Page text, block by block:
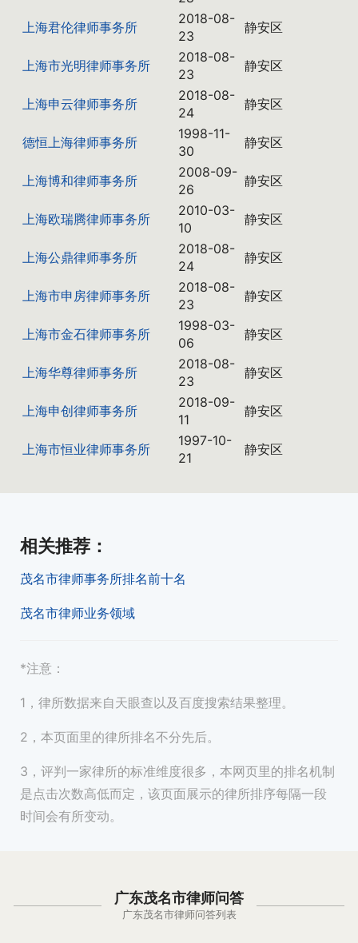
上海君伦律师事务所
2018-08-
23
静安区
上海市光明律师事务所
2018-08-
23
静安区
上海申云律师事务所
2018-08-
24
静安区
德恒上海律师事务所
1998-11-
30
静安区
上海博和律师事务所
2008-09-
26
静安区
上海欧瑞腾律师事务所
2010-03-
10
静安区
上海公鼎律师事务所
2018-08-
24
静安区
上海市申房律师事务所
2018-08-
23
静安区
上海市金石律师事务所
1998-03-
06
静安区
上海华尊律师事务所
2018-08-
23
静安区
上海申创律师事务所
2018-09-
11
静安区
上海市恒业律师事务所
1997-10-
21
静安区
相关推荐 ：
茂名市律师事务所排名前十名
茂名市律师业务领域
*注意：
1，律所数据来自天眼查以及百度搜索结果整理。
2，本页面里的律所排名不分先后。
3，评判一家律所的标准维度很多，本网页里的排名机制
是点击次数高低而定，该页面展示的律所排序每隔一段
时间会有所变动。
广东茂名市律师问答
广东茂名市律师问答列表